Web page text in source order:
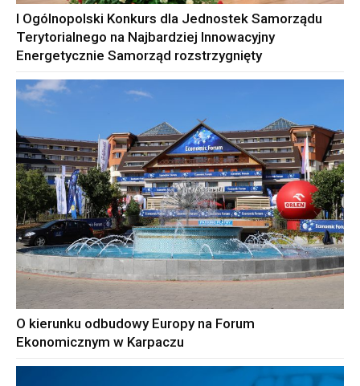
I Ogólnopolski Konkurs dla Jednostek Samorządu
Terytorialnego na Najbardziej Innowacyjny
Energetycznie Samorząd rozstrzygnięty
O kierunku odbudowy Europy na Forum
Ekonomicznym w Karpaczu